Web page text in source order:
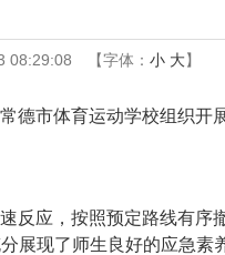
08:29:08 【字体： 小 大】
德市体育运动学校组织开
应，按照预定路线有序
展现了师生良好的应急素